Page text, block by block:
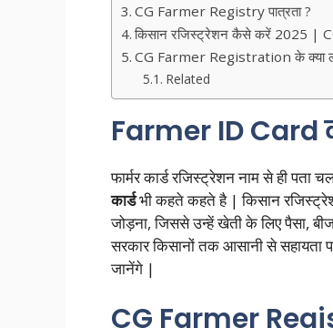
CG Farmer Registry पात्रता ?
किसान रजिस्ट्रेशन कैसे करें 2025
CG Farmer Registration के क्या
Related
Farmer ID Card
फार्मर कार्ड रजिस्ट्रेशन नाम से ही पता
कार्डभी कहते कहते है | किसान
जोड़ना, जिससे उन्हें खेती के लिए पैसा,
सरकार किसानों तक आसानी से
जानेंगे |
CG Farmer